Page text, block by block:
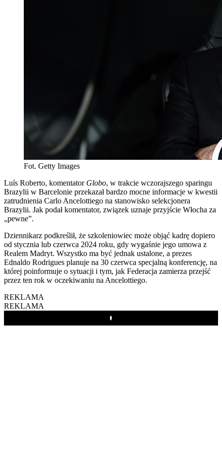
Fot. Getty Images
Luís Roberto, komentator Globo, w trakcie wczorajszego sparingu
Brazylii w Barcelonie przekazał bardzo mocne informacje w kwestii
zatrudnienia Carlo Ancelottiego na stanowisko selekcjonera
Brazylii. Jak podał komentator, związek uznaje przyjście Włocha za
„pewne”.
Dziennikarz podkreślił, że szkoleniowiec może objąć kadrę dopiero
od stycznia lub czerwca 2024 roku, gdy wygaśnie jego umowa z
Realem Madryt. Wszystko ma być jednak ustalone, a prezes
Ednaldo Rodrigues planuje na 30 czerwca specjalną konferencję, na
której poinformuje o sytuacji i tym, jak Federacja zamierza przejść
przez ten rok w oczekiwaniu na Ancelottiego.
REKLAMA
REKLAMA
Play